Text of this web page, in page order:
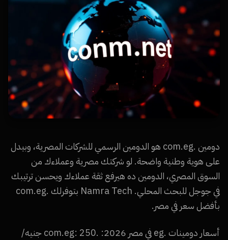
دومين .com.eg هو الدومين الرسمي للشركات المصرية، وبيدل
على هوية وطنية واضحة. لو شركتك مصرية وعملاءك من
السوق المصري، الدومين ده هيرفع ثقة عملاءك ويحسن ترتيبك
في جوجل للبحث المحلي. Namra Tech بتوفرلك .com.eg
بأفضل سعر في مصر.
أسعار دومينات .eg في مصر 2026: .com.eg: 250 جنيه/